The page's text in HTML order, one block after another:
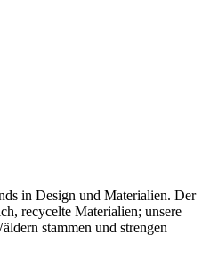
in Design und Materialien. Der
recycelte Materialien; unsere
stammen und strengen